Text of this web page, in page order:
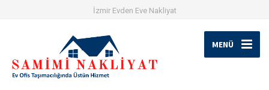
İzmir Evden Eve Nakliyat
MENÜ